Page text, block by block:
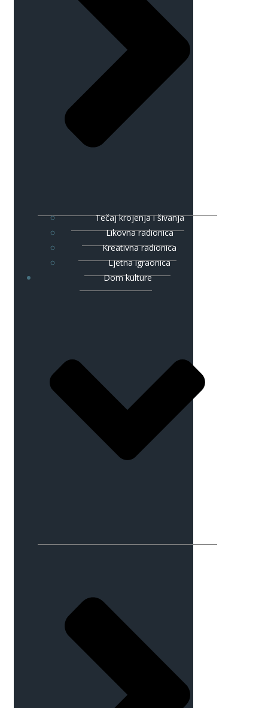
Tečaj krojenja i šivanja
Likovna radionica
Kreativna radionica
Ljetna igraonica
Dom kulture